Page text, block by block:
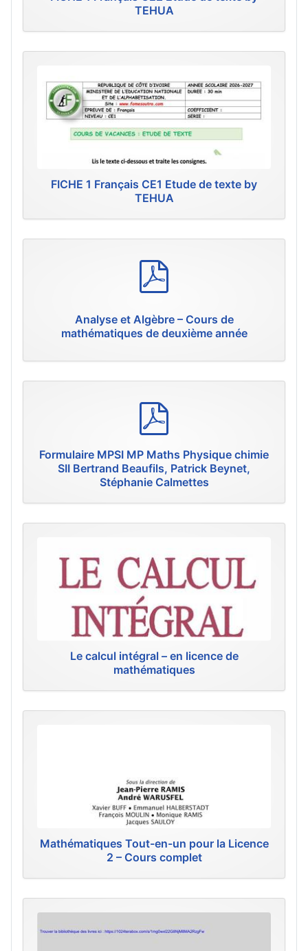
TEHUA
FICHE 1 Français CE1 Etude de texte by
TEHUA
Analyse et Algèbre – Cours de
mathématiques de deuxième année
Formulaire MPSI MP Maths Physique chimie
SII Bertrand Beaufils, Patrick Beynet,
Stéphanie Calmettes
Le calcul intégral – en licence de
mathématiques
Mathématiques Tout-en-un pour la Licence
2 – Cours complet